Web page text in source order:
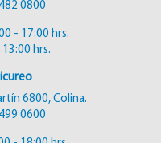
0800
- 17:00 hrs.
hrs.
6800, Colina.
0600